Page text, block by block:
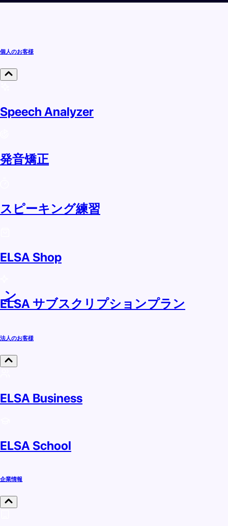
ン
個人のお客様
Speech Analyzer
発音矯正
スピーキング練習
ELSA Shop
ELSA サブスクリプションプラン
法人のお客様
ELSA Business
ELSA School
企業情報